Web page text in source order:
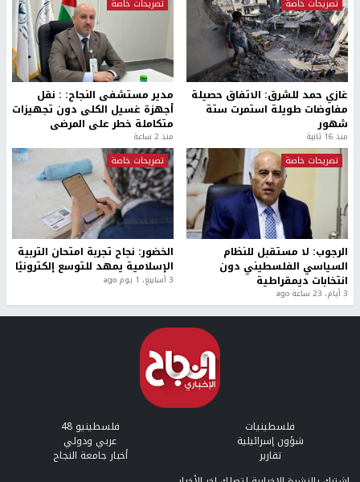
تصريحات خاصة
غازي حمد للشرق: الاتفاق حصيلة
مفاوضات طويلة استمرت ستة
شهور
منذ 16 ثانية
تصريحات خاصة
مدير مستشفى النجاح: : نقل
أجهزة غسيل الكلى دون تجهيزات
متكاملة خطر على المرضى
منذ 2 ساعة
تصريحات خاصة
الرجوب: لا مستقبل للنظام
السياسي الفلسطيني دون
انتخابات ديمقراطية
3 أيام، 23 ساعة ago
تصريحات خاصة
الخضور: نجاح تجربة امتحان التربية
الإسلامية يمهد للتوسع إلكترونيًا
3 أسابيع، 1 يوم ago
فلسطينيات فلسطينيو 48
شؤون إسرائيلية عربي ودولي
تقارير
أخبار جامعة النجاح